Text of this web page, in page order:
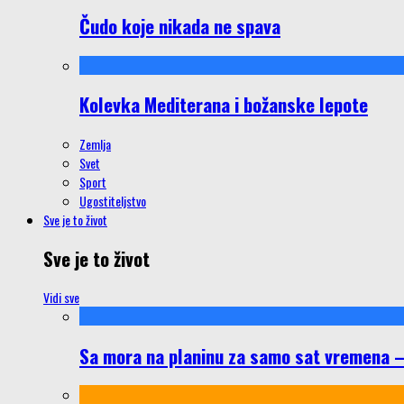
Čudo koje nikada ne spava
Kolevka Mediterana i božanske lepote
Zemlja
Svet
Sport
Ugostiteljstvo
Sve je to život
Sve je to život
Vidi sve
Sa mora na planinu za samo sat vremena